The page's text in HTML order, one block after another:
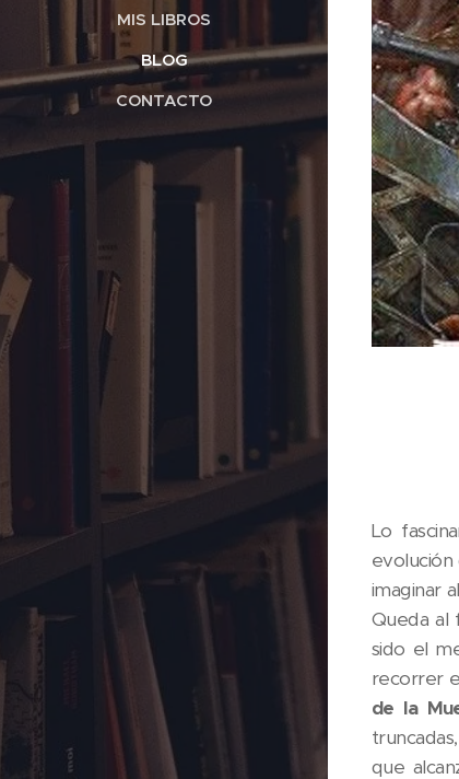
MIS LIBROS
BLOG
CONTACTO
Lo
evolución
imaginar
Queda al
sido el
recorrer
de la
que